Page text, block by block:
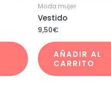
Moda mujer
Vestido
9,50€
AÑADIR AL
CARRITO